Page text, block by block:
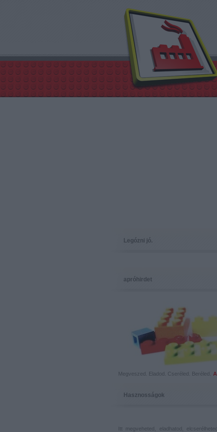
Legózni jó.
apróhirdet
Megveszed. Eladod. Cseréled. Beréled.
Hasznosságok
Itt megveheted, eladhatod,